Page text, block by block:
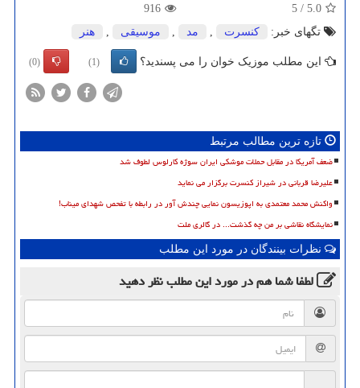
5.0
/
5
916
تگهای خبر:
كنسرت , مد , موسیقی , هنر
این مطلب موزیک خوان را می پسندید؟ (1)
(0)
تازه ترین مطالب مرتبط
ضعف آمریکا در مقابل حملات موشکی ایران سوژه کارلوس لطوف شد
علیرضا قربانی در شیراز کنسرت برگزار می نماید
واکنش محمد معتمدی به اپوزیسون نمایی چندش آور در رابطه با تفحص شهدای میناب!
نمایشگاه نقاشی بر من چه گذشت... در گالری ملت
نظرات بینندگان در مورد این مطلب
لطفا شما همدر مورد این مطلبنظر دهید